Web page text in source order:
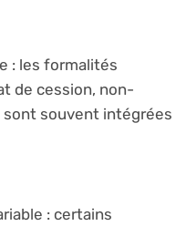
: les formalités
de cession, non-
sont souvent intégrées
: certains